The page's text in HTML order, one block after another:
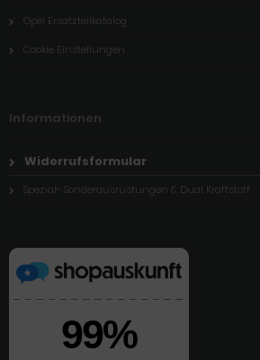
Opel Ersatzteilkatalog
Cookie Einstellungen
Informationen
Widerrufsformular
Spezial- Sonderausrüstungen & Dual Kraftstoff